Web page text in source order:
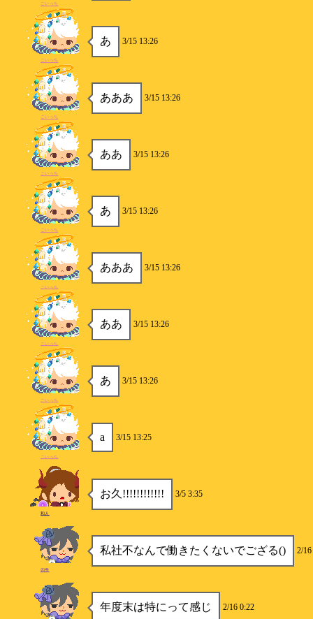
こいっち
あ 3/15 13:26
こいっち
あああ 3/15 13:26
こいっち
ああ 3/15 13:26
こいっち
あ 3/15 13:26
こいっち
あああ 3/15 13:26
こいっち
ああ 3/15 13:26
こいっち
あ 3/15 13:26
こいっち
a 3/15 13:25
こいっち
お久!!!!!!!!!!!! 3/5 3:35
和人
私社不なんで働きたくないでござる() 2/
四季
年度末は特にって感じ 2/16 0:22